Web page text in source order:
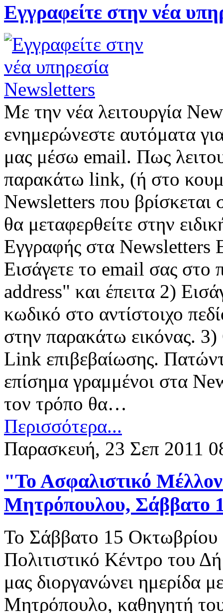
Εγγραφείτε στην νέα
Με την νέα λειτουργία
ενημερώνεστε αυτόματα
μας μέσω email. Πως
παρακάτω link, (ή στο
Newsletters που βρίσκεται
θα μεταφερθείτε στην
Εγγραφής στα Newsletters
Εισάγετε το email σας στο
address" και έπειτα 2)
κωδικό στο αντίστοιχο
στην παρακάτω εικόνας.
Link επιβεβαίωσης.
επίσημα γραμμένοι στα
τον τρόπο θα…
Περισσότερα...
Παρασκευή, 23 Σεπ 2011
"Το Ασφαλιστικό
Μητρόπουλου, Σάββατο
Το Σάββατο 15 Οκτωβρίου
Πολιτιστικό Κέντρο του
μας διοργανώνει ημερίδα
Μητρόπουλο, καθηγητή